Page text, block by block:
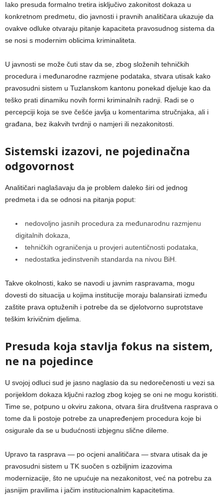
Iako presuda formalno tretira isključivo zakonitost dokaza u
konkretnom predmetu, dio javnosti i pravnih analitičara ukazuje da
ovakve odluke otvaraju pitanje kapaciteta pravosudnog sistema da
se nosi s modernim oblicima kriminaliteta.
U javnosti se može čuti stav da se, zbog složenih tehničkih
procedura i međunarodne razmjene podataka, stvara utisak kako
pravosudni sistem u Tuzlanskom kantonu ponekad djeluje kao da
teško prati dinamiku novih formi kriminalnih radnji. Radi se o
percepciji koja se sve češće javlja u komentarima stručnjaka, ali i
građana, bez ikakvih tvrdnji o namjeri ili nezakonitosti.
Sistemski izazovi, ne pojedinačna
odgovornost
Analitičari naglašavaju da je problem daleko širi od jednog
predmeta i da se odnosi na pitanja poput:
nedovoljno jasnih procedura za međunarodnu razmjenu
digitalnih dokaza,
tehničkih ograničenja u provjeri autentičnosti podataka,
nedostatka jedinstvenih standarda na nivou BiH.
Takve okolnosti, kako se navodi u javnim raspravama, mogu
dovesti do situacija u kojima institucije moraju balansirati između
zaštite prava optuženih i potrebe da se djelotvorno suprotstave
teškim krivičnim djelima.
Presuda koja stavlja fokus na sistem,
ne na pojedince
U svojoj odluci sud je jasno naglasio da su nedorečenosti u vezi sa
porijeklom dokaza ključni razlog zbog kojeg se oni ne mogu koristiti.
Time se, potpuno u okviru zakona, otvara šira društvena rasprava o
tome da li postoje potrebe za unapređenjem procedura koje bi
osigurale da se u budućnosti izbjegnu slične dileme.
Upravo ta rasprava — po ocjeni analitičara — stvara utisak da je
pravosudni sistem u TK suočen s ozbiljnim izazovima
modernizacije, što ne upućuje na nezakonitost, već na potrebu za
jasnijim pravilima i jačim institucionalnim kapacitetima.